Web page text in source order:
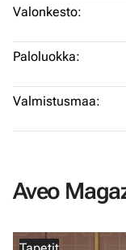
Valonkesto:
Paloluokka:
Valmistusmaa:
Aveo